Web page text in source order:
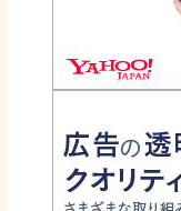
トップ
ユーザーの声